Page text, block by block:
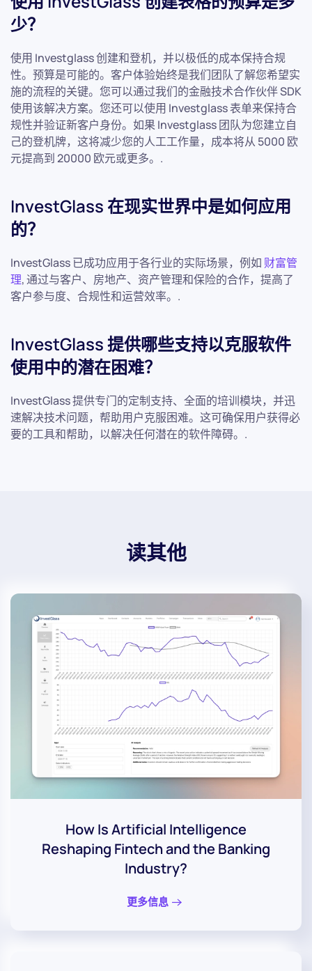
少？
使用 Investglass 创建和登机，并以极低的成本保持合规
性。预算是可能的。客户体验始终是我们团队了解您希望实
施的流程的关键。您可以通过我们的金融技术合作伙伴 SDK
使用该解决方案。您还可以使用 Investglass 表单来保持合
规性并验证新客户身份。如果 Investglass 团队为您建立自
己的登机牌，这将减少您的人工工作量，成本将从 5000 欧
元提高到 20000 欧元或更多。.
InvestGlass 在现实世界中是如何应用
的？
InvestGlass 已成功应用于各行业的实际场景，例如 财富管
理, 通过与客户、房地产、资产管理和保险的合作，提高了
客户参与度、合规性和运营效率。.
InvestGlass 提供哪些支持以克服软件
使用中的潜在困难？
InvestGlass 提供专门的定制支持、全面的培训模块，并迅
速解决技术问题，帮助用户克服困难。这可确保用户获得必
要的工具和帮助，以解决任何潜在的软件障碍。.
读其他
How Is Artificial Intelligence
Reshaping Fintech and the Banking
Industry?
更多信息